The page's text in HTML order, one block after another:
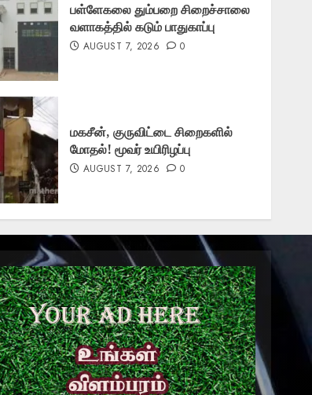
பள்ளேகலை தும்பறை சிறைச்சாலை
வளாகத்தில் கடும் பாதுகாப்பு
AUGUST 7, 2026 0
மகசீன், குருவிட்டை சிறைகளில்
மோதல்! மூவர் உயிரிழப்பு
AUGUST 7, 2026 0